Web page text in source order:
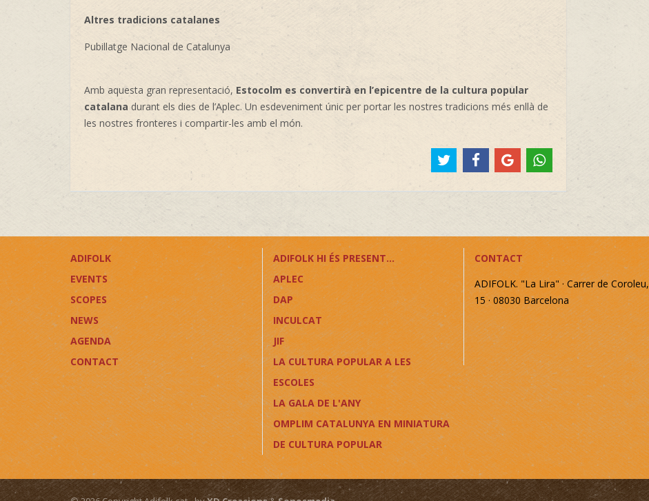
Altres tradicions catalanes
Pubillatge Nacional de Catalunya
Amb aquesta gran representació, Estocolm es convertirà en l’epicentre de la cultura popular
catalana durant els dies de l’Aplec. Un esdeveniment únic per portar les nostres tradicions més enllà de
les nostres fronteres i compartir-les amb el món.
ADIFOLK
EVENTS
SCOPES
NEWS
AGENDA
CONTACT
ADIFOLK HI ÉS PRESENT...
APLEC
DAP
INCULCAT
JIF
LA CULTURA POPULAR A LES
ESCOLES
LA GALA DE L'ANY
OMPLIM CATALUNYA EN MINIATURA
DE CULTURA POPULAR
CONTACT
ADIFOLK. "La Lira" · Carrer de Coroleu,
15 · 08030 Barcelona